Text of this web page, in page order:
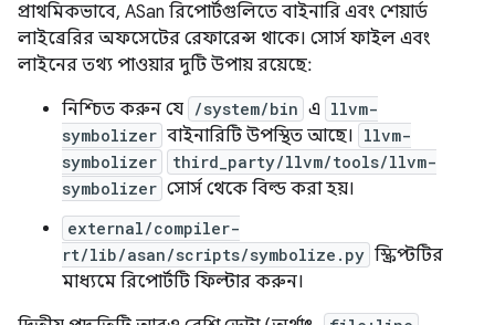
প্রাথমিকভাবে, ASan রিপোর্টগুলিতে বাইনারি এবং শেয়ার্ড
লাইব্রেরির অফসেটের রেফারেন্স থাকে। সোর্স ফাইল এবং
লাইনের তথ্য পাওয়ার দুটি উপায় রয়েছে:
নিশ্চিত করুন যে /system/bin এ llvm-
symbolizer বাইনারিটি উপস্থিত আছে।
llvm-
symbolizer
third_party/llvm/tools/llvm-
symbolizer সোর্স থেকে বিল্ড করা হয়।
external/compiler-
rt/lib/asan/scripts/symbolize.py স্ক্রিপ্টটির
মাধ্যমে রিপোর্টটি ফিল্টার করুন।